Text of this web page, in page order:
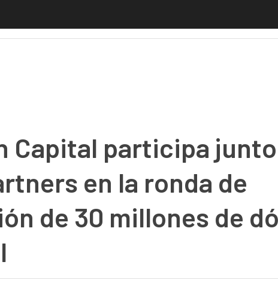
Cardumen Capital participa junto con Insight
Capital participa
en la ronda de
de 30 millones de